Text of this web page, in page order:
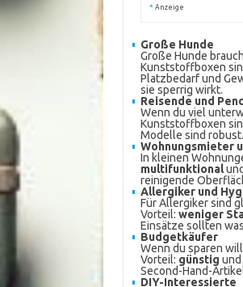
* Anzeige
Große Hunde
Große Hunde
Kunststoffboxen
Platzbedarf und
sie sperrig wirkt.
Reisende und
Wenn du viel
Kunststoffboxen
Modelle sind
Wohnungsmieter
In kleinen
multifunktional
reinigende
Allergiker und
Für Allergiker sind
Vorteil: weniger
Einsätze sollten
Budgetkäufer
Wenn du sparen
Vorteil: günstig
Second-Hand-
DIY-Interessierte